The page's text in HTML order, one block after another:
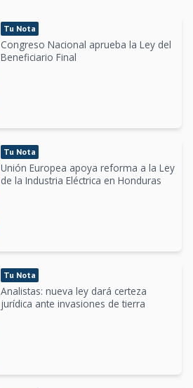
Tu Nota
Congreso Nacional aprueba la Ley del
Beneficiario Final
Tu Nota
Unión Europea apoya reforma a la Ley
de la Industria Eléctrica en Honduras
Tu Nota
Analistas: nueva ley dará certeza
jurídica ante invasiones de tierra